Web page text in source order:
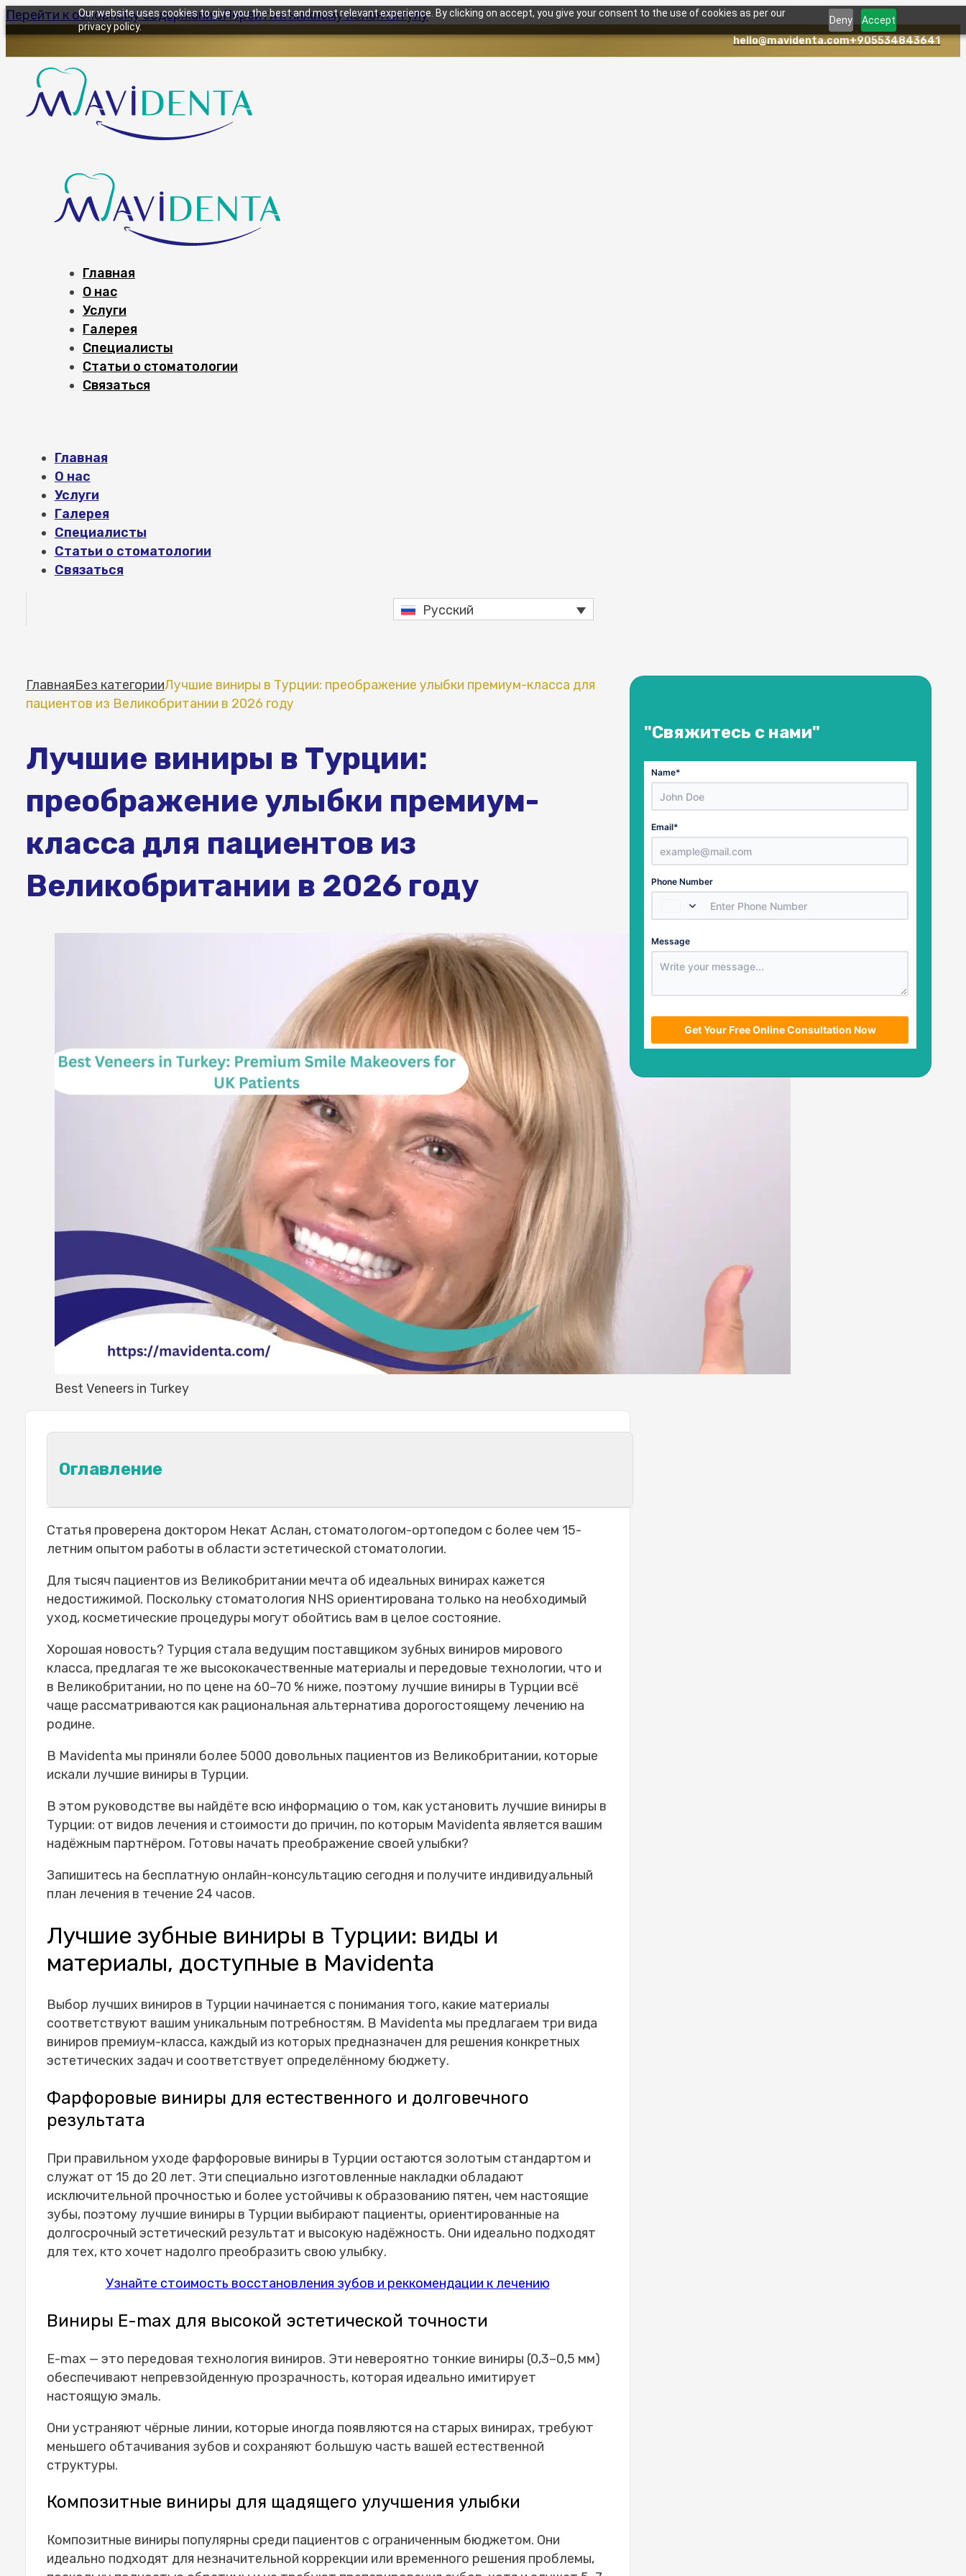
Our website uses cookies to give you the best and most relevant experience. By clicking on accept, you give your consent to the use of cookies as per our
privacy policy.
Deny Accept
Перейти к основному содержаниюПерейти к нижнему колонтитулу
hello@mavidenta.com+905534843641
Главная
О нас
Услуги
Галерея
Специалисты
Статьи о стоматологии
Связаться
Главная
О нас
Услуги
Галерея
Специалисты
Статьи о стоматологии
Связаться
Русский
ГлавнаяБез категорииЛучшие виниры в Турции: преображение улыбки премиум-класса для
пациентов из Великобритании в 2026 году
Лучшие виниры в Турции:
преображение улыбки премиум-
класса для пациентов из
Великобритании в 2026 году
Best Veneers in Turkey
Оглавление
Лучшие зубные виниры в Турции: виды и материалы, доступные в Mavidenta
Фарфоровые виниры для естественного и долговечного результата
Композитные виниры для щадящего улучшения улыбки
Как Mavidenta подбирает тип виниров для каждого пациента
Лучшие виниры в Турции. Цены: подробный разбор стоимости на 2026 год
Средний диапазон цен на виниры в Турции
Факторы, влияющие на стоимость винир:
Виниры в Турции. Пакетные предложения
Что обычно входит в комплект винир
Экономические преимущества комплексного лечения
Стоимость лучших виниров в Турции: сравнение с Великобританией и Европой
Стоимость винир в Турции и Великобритании
Как выбрать клинику по установке виниров в Турции?
Восстановление и уход за зубами после установки виниров
Чувствительность сразу после лечения
Преимущества установки лучших виниров в Турции
Заключение
Статья проверена доктором Некат Аслан, стоматологом-ортопедом с более чем 15-
летним опытом работы в области эстетической стоматологии.
Для тысяч пациентов из Великобритании мечта об идеальных винирах кажется
недостижимой. Поскольку стоматология NHS ориентирована только на необходимый
уход, косметические процедуры могут обойтись вам в целое состояние.
Хорошая новость? Турция стала ведущим поставщиком зубных виниров мирового
класса, предлагая те же высококачественные материалы и передовые технологии, что и
в Великобритании, но по цене на 60–70 % ниже, поэтому лучшие виниры в Турции всё
чаще рассматриваются как рациональная альтернатива дорогостоящему лечению на
родине.
В Mavidenta мы приняли более 5000 довольных пациентов из Великобритании, которые
искали лучшие виниры в Турции.
В этом руководстве вы найдёте всю информацию о том, как установить лучшие виниры в
Турции: от видов лечения и стоимости до причин, по которым Mavidenta является вашим
надёжным партнёром. Готовы начать преображение своей улыбки?
Запишитесь на бесплатную онлайн-консультацию сегодня и получите индивидуальный
план лечения в течение 24 часов.
Лучшие зубные виниры в Турции: виды и
материалы, доступные в Mavidenta
Выбор лучших виниров в Турции начинается с понимания того, какие материалы
соответствуют вашим уникальным потребностям. В Mavidenta мы предлагаем три вида
виниров премиум-класса, каждый из которых предназначен для решения конкретных
эстетических задач и соответствует определённому бюджету.
Фарфоровые виниры для естественного и долговечного
результата
При правильном уходе фарфоровые виниры в Турции остаются золотым стандартом и
служат от 15 до 20 лет. Эти специально изготовленные накладки обладают
исключительной прочностью и более устойчивы к образованию пятен, чем настоящие
зубы, поэтому лучшие виниры в Турции выбирают пациенты, ориентированные на
долгосрочный эстетический результат и высокую надёжность. Они идеально подходят
для тех, кто хочет надолго преобразить свою улыбку.
Узнайте стоимость восстановления зубов и реккомендации к лечению
Виниры E-max для высокой эстетической точности
E-max — это передовая технология виниров. Эти невероятно тонкие виниры (0,3–0,5 мм)
обеспечивают непревзойденную прозрачность, которая идеально имитирует
настоящую эмаль.
Они устраняют чёрные линии, которые иногда появляются на старых винирах, требуют
меньшего обтачивания зубов и сохраняют большую часть вашей естественной
структуры.
Композитные виниры для щадящего улучшения улыбки
Композитные виниры популярны среди пациентов с ограниченным бюджетом. Они
идеально подходят для незначительной коррекции или временного решения проблемы,
"Свяжитесь с нами"
Name*
Email*
Country
Select a Country
Phone Number
Number
Message
Get Your Free Online Consultation Now